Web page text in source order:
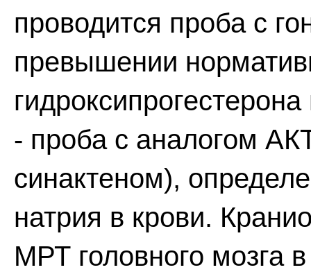
проводится проба с
превышении
- проба с аналогом
синактеном),
натрия в крови.
МРТ головного мозга